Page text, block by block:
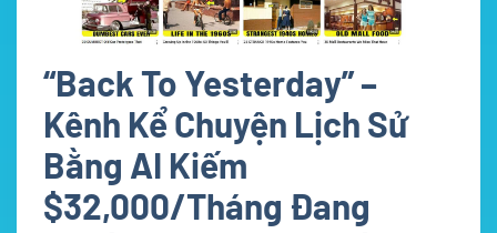
“Back To Yesterday” –
Kênh Kể Chuyện Lịch Sử
Bằng AI Kiếm
$32,000/Tháng Đang